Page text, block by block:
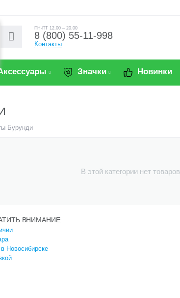
ПН-ПТ 12.00 – 20.00
8 (800) 55-11-998
Контакты
Значки Новинки
Бурунди
В этой категории нет товаров
ВНИМАНИЕ:
Новосибирске